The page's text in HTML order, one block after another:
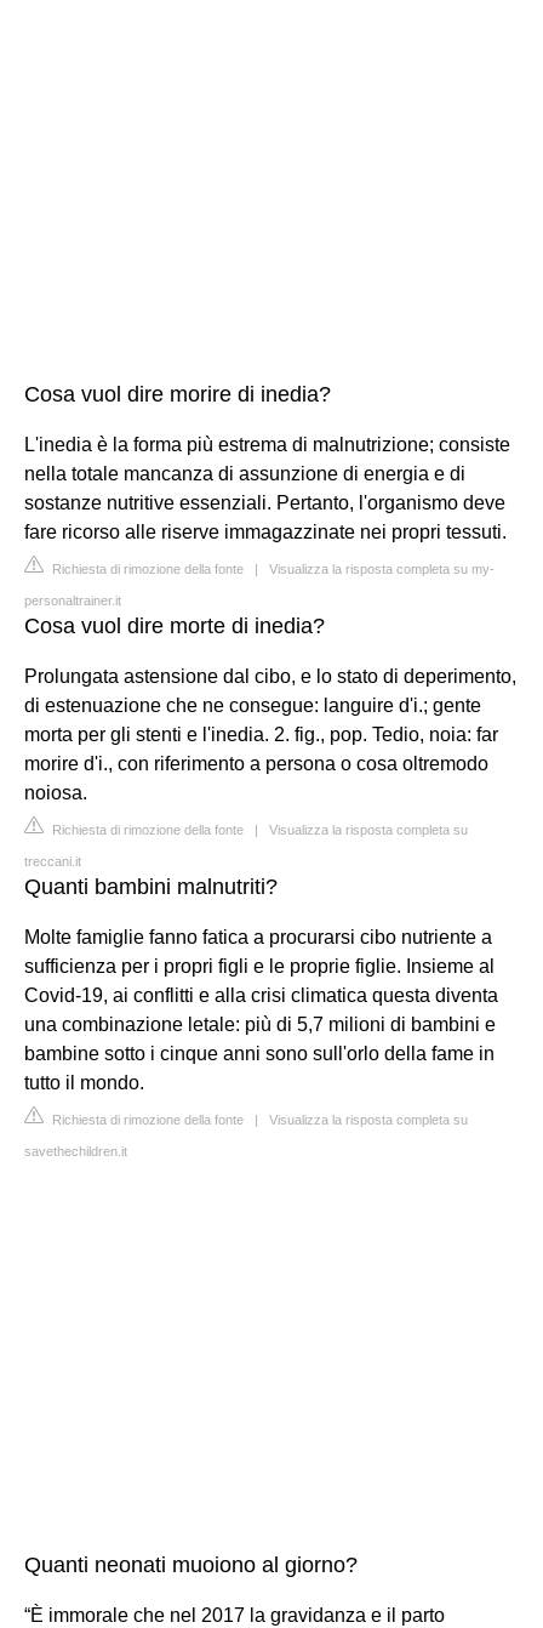
Cosa vuol dire morire di inedia?
L'inedia è la forma più estrema di malnutrizione; consiste
nella totale mancanza di assunzione di energia e di
sostanze nutritive essenziali. Pertanto, l'organismo deve
fare ricorso alle riserve immagazzinate nei propri tessuti.
Richiesta di rimozione della fonte | Visualizza la risposta completa su my-
personaltrainer.it
Cosa vuol dire morte di inedia?
Prolungata astensione dal cibo, e lo stato di deperimento,
di estenuazione che ne consegue: languire d'i.; gente
morta per gli stenti e l'inedia. 2. fig., pop. Tedio, noia: far
morire d'i., con riferimento a persona o cosa oltremodo
noiosa.
Richiesta di rimozione della fonte | Visualizza la risposta completa su
treccani.it
Quanti bambini malnutriti?
Molte famiglie fanno fatica a procurarsi cibo nutriente a
sufficienza per i propri figli e le proprie figlie. Insieme al
Covid-19, ai conflitti e alla crisi climatica questa diventa
una combinazione letale: più di 5,7 milioni di bambini e
bambine sotto i cinque anni sono sull'orlo della fame in
tutto il mondo.
Richiesta di rimozione della fonte | Visualizza la risposta completa su
savethechildren.it
Quanti neonati muoiono al giorno?
“È immorale che nel 2017 la gravidanza e il parto